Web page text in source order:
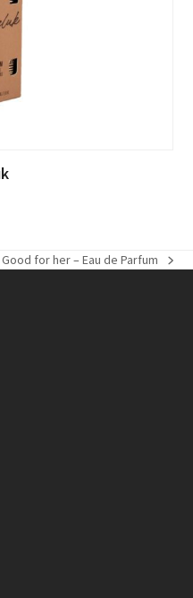
for her – Eau de Parfum